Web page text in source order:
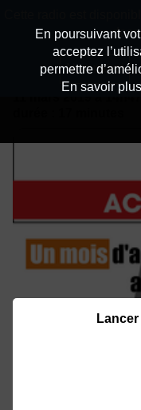
Détails De
à 14h47
En poursuivant
acceptez
permettre
En savoir
Non merci